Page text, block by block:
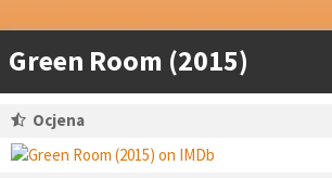
Green Room (2015)
Ocjena